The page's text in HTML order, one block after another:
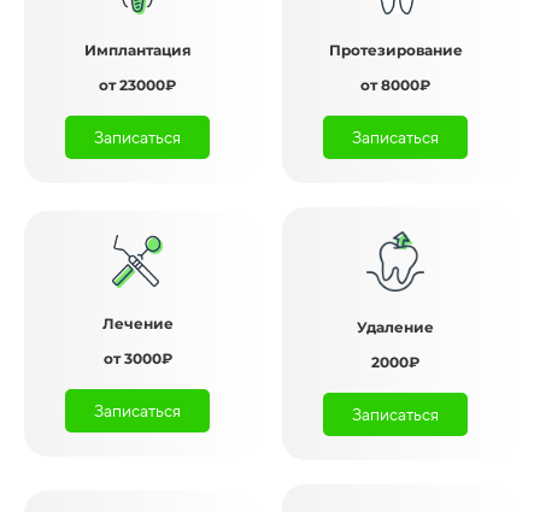
Имплантация
от 23000₽
Записаться
Протезирование
от 8000₽
Записаться
Лечение
от 3000₽
Записаться
Удаление
2000₽
Записаться